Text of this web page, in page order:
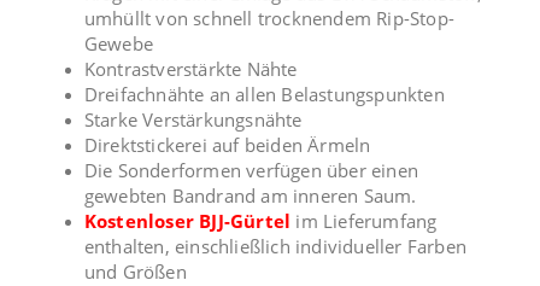
umhüllt von schnell trocknendem Rip-Stop-
Gewebe
Kontrastverstärkte Nähte
Dreifachnähte an allen Belastungspunkten
Starke Verstärkungsnähte
Direktstickerei auf beiden Ärmeln
Die Sonderformen verfügen über einen
gewebten Bandrand am inneren Saum.
Kostenloser BJJ-Gürtel im Lieferumfang
enthalten, einschließlich individueller Farben
und Größen